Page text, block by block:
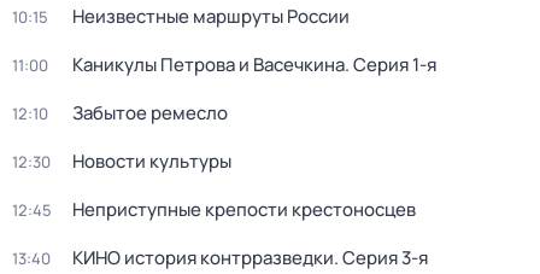
10:15 Неизвестные маршруты России
11:00 Каникулы Петрова и Васечкина. Серия 1-я
12:10 Забытое ремесло
12:30 Новости культуры
12:45 Неприступные крепости крестоносцев
13:40 КИНО история контрразведки. Серия 3-я